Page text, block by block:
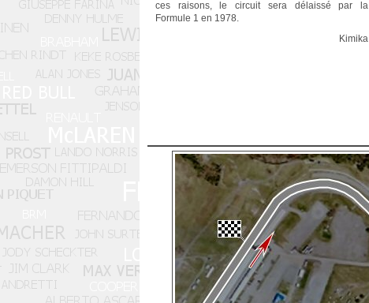
ces raisons, le circuit sera délaissé par la
Formule 1 en 1978.
Kimika